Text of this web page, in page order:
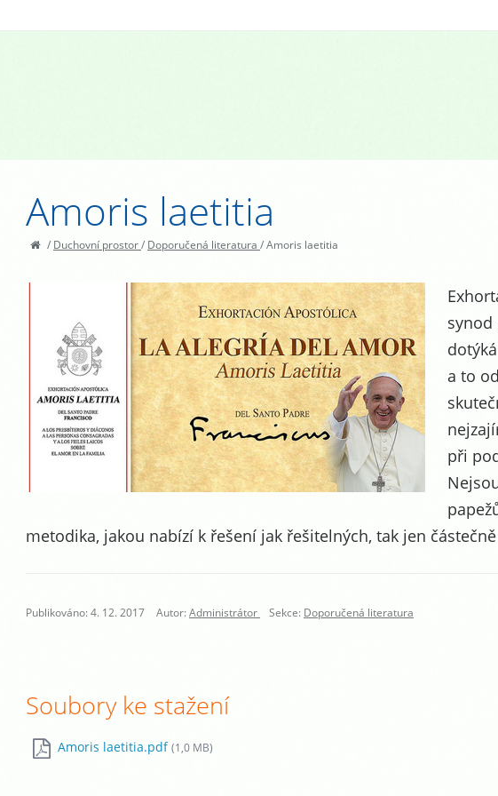
Amoris laetitia
/ Duchovní prostor/ Doporučená literatura /Amoris laetitia
synod
a to
při
metodika, jakou nabízí k řešení jak řešitelných, tak jen
Publikováno: 4. 12. 2017 Autor:Administrátor Sekce: Doporučená literatura
Soubory ke stažení
Amoris laetitia.pdf (1,0 MB)